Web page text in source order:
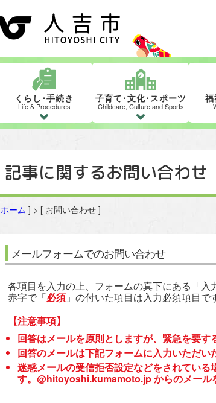
くらし･手続き
Life & Procedures
子育て･文化･スポーツ
Childcare, Culture and Sports
記事に関するお問い合わせ
ホーム ] > [ お問い合わせ ]
メールフォームでのお問い合わせ
各項目を入力の上、フォームの真下にある「入
赤字で「必須 」の付いた項目は入力必須項目で
【注意事項】
回答はメールを原則としますが、緊急を要す
回答のメールは下記フォームに入力いただい
迷惑メールの受信拒否設定などをされてい
す。@hitoyoshi.kumamoto.jp からのメール